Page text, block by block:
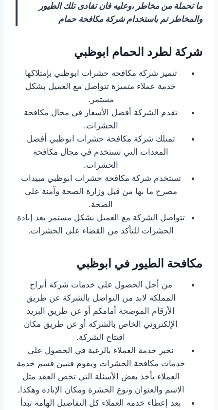
ما تحملة من مخاطر ،وعليه فان تفادى تلك الطيور
والمخاطر تم باستخدام شركة مكافحة حمام
شركة لطرد الحمام ابوظبي
تتميز شركة مكافحة حشرات ابوظبي بإمتلاكها
خدمة عملاء متميزة تتواصل مع العميل بشكل
مستمر.
تقدم الشركة أفضل الأسعار في مجال مكافحة
الحشرات.
تمتلك شركة مكافحة حشرات ابوظبي أفضل
المعدات التي تستخدم في مجال مكافحة
الحشرات.
تستخدم شركة مكافحة حشرات ابوظبي مبيدات
مصرح ما بها من قبل وزارة الصحة وآمنة على
الصحة.
تتواصل الشركة مع العميل بشكل مستمر بعد إبادة
الحشرات للتأكد من القضاء على الحشرات.
مكافحة الطيور في ابوظبي
من أجل الحصول على خدمات شركة أبراج
المملكة لابد من التواصل بالشركة عن طريق
الأرقام الموضحة أمامكم أو عن طريق البريد
الإلكتروني الخاص بالشركة أو عن طريق مكان
افتتاح الشركة.
نخبر خدمة العملاء بالرغبة في الحصول على
خدمات مكافحة الحشرات ويقوم فنيين قسم خدمة
العملاء بأخذ بعض الأسئلة التي تخص العقد مثل
الاسم والعنوان ونوع الحشرة ومكان الإبادة وهكذا.
بعد إعطاء خدمة العملاء كل التفاصيل الهامة تبدأ